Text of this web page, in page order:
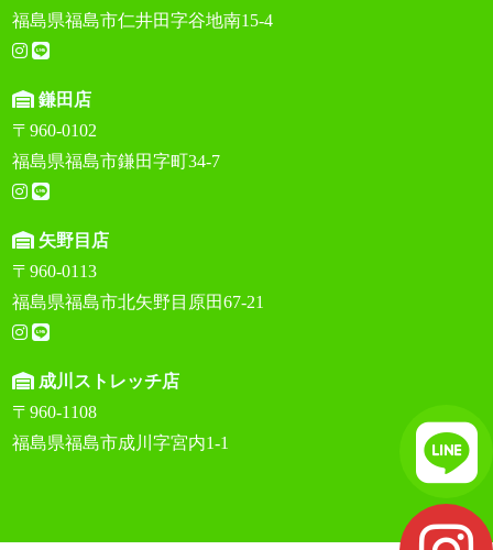
福島県福島市仁井田字谷地南15-4
鎌田店
〒960-0102
福島県福島市鎌田字町34-7
矢野目店
〒960-0113
福島県福島市北矢野目原田67-21
成川ストレッチ店
〒960-1108
福島県福島市成川字宮内1-1